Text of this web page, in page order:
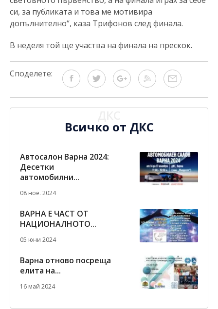
си, за публиката и това ме мотивира
допълнително“, каза Трифонов след финала.
В неделя той ще участва на финала на прескок.
Споделете:
Всичко от ДКС
Автосалон Варна 2024:
Десетки
автомобилни...
08 ное. 2024
ВАРНА Е ЧАСТ ОТ
НАЦИОНАЛНОТО...
05 юни 2024
Варна отново посреща
елита на...
16 май 2024